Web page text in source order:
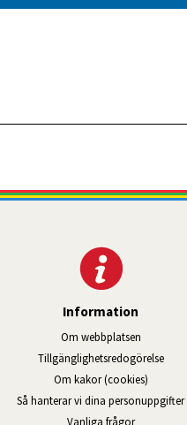
Information
Om webbplatsen
Tillgänglig­hets­redo­görelse
Om kakor (cookies)
Så hanterar vi dina personuppgifter
Vanliga frågor